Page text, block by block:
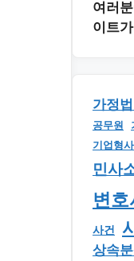
여러
이트
가정
공무원
기업형
민사
변호
사건
상속